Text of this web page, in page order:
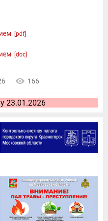
[pdf]
[doc]
166
23.01.2026